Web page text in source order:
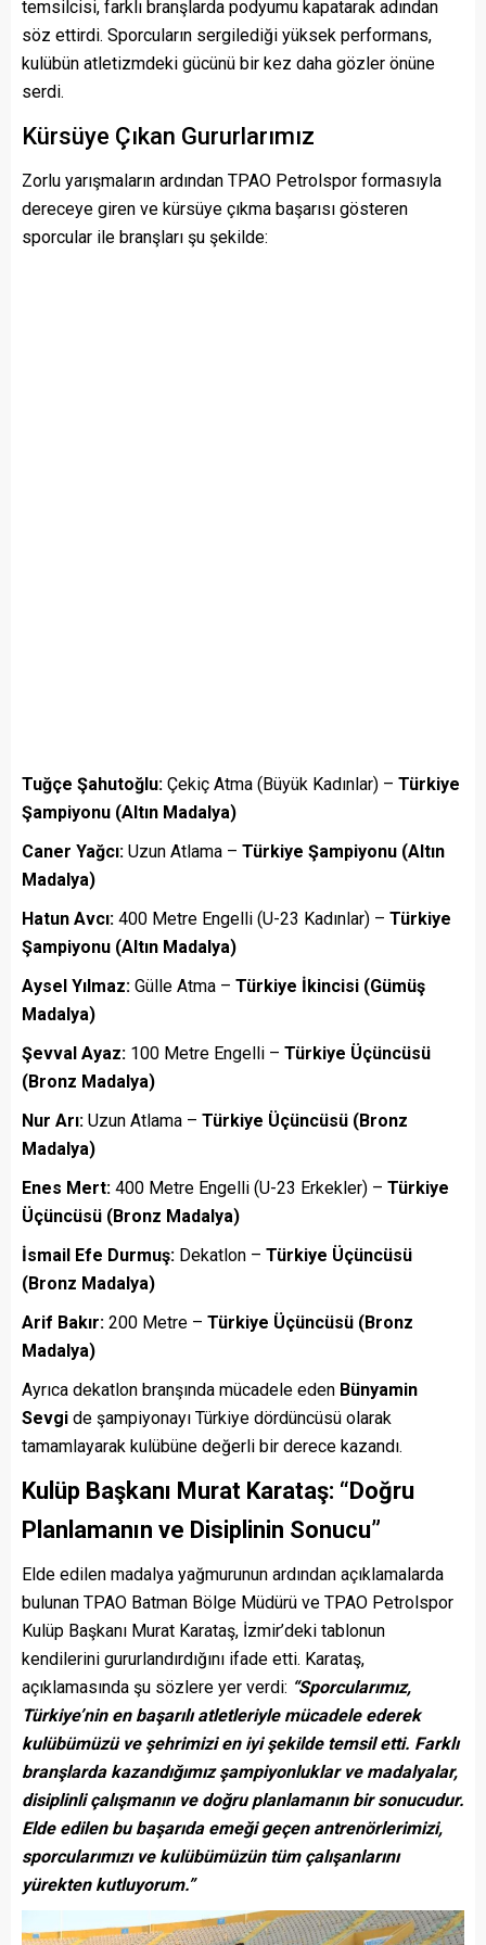
temsilcisi, farklı branşlarda podyumu kapatarak adından
söz ettirdi. Sporcuların sergilediği yüksek performans,
kulübün atletizmdeki gücünü bir kez daha gözler önüne
serdi.
Kürsüye Çıkan Gururlarımız
Zorlu yarışmaların ardından TPAO Petrolspor formasıyla
dereceye giren ve kürsüye çıkma başarısı gösteren
sporcular ile branşları şu şekilde:
Tuğçe Şahutoğlu: Çekiç Atma (Büyük Kadınlar) – Türkiye
Şampiyonu (Altın Madalya)
Caner Yağcı: Uzun Atlama – Türkiye Şampiyonu (Altın
Madalya)
Hatun Avcı: 400 Metre Engelli (U-23 Kadınlar) – Türkiye
Şampiyonu (Altın Madalya)
Aysel Yılmaz: Gülle Atma – Türkiye İkincisi (Gümüş
Madalya)
Şevval Ayaz: 100 Metre Engelli – Türkiye Üçüncüsü
(Bronz Madalya)
Nur Arı: Uzun Atlama – Türkiye Üçüncüsü (Bronz
Madalya)
Enes Mert: 400 Metre Engelli (U-23 Erkekler) – Türkiye
Üçüncüsü (Bronz Madalya)
İsmail Efe Durmuş: Dekatlon – Türkiye Üçüncüsü
(Bronz Madalya)
Arif Bakır: 200 Metre – Türkiye Üçüncüsü (Bronz
Madalya)
Ayrıca dekatlon branşında mücadele eden Bünyamin
Sevgi de şampiyonayı Türkiye dördüncüsü olarak
tamamlayarak kulübüne değerli bir derece kazandı.
Kulüp Başkanı Murat Karataş: “Doğru
Planlamanın ve Disiplinin Sonucu”
Elde edilen madalya yağmurunun ardından açıklamalarda
bulunan TPAO Batman Bölge Müdürü ve TPAO Petrolspor
Kulüp Başkanı Murat Karataş, İzmir’deki tablonun
kendilerini gururlandırdığını ifade etti. Karataş,
açıklamasında şu sözlere yer verdi: “Sporcularımız,
Türkiye’nin en başarılı atletleriyle mücadele ederek
kulübümüzü ve şehrimizi en iyi şekilde temsil etti. Farklı
branşlarda kazandığımız şampiyonluklar ve madalyalar,
disiplinli çalışmanın ve doğru planlamanın bir sonucudur.
Elde edilen bu başarıda emeği geçen antrenörlerimizi,
sporcularımızı ve kulübümüzün tüm çalışanlarını
yürekten kutluyorum.”